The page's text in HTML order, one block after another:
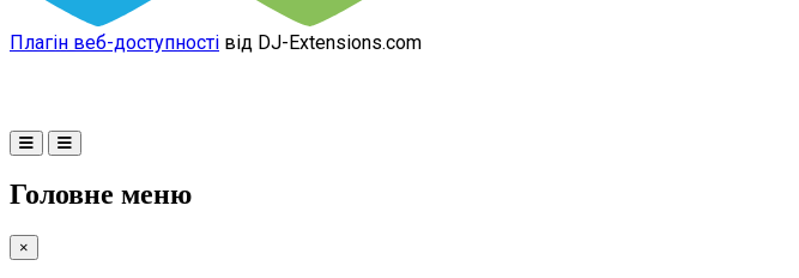
Плагін веб-доступності від DJ-Extensions.com
Головне меню
×